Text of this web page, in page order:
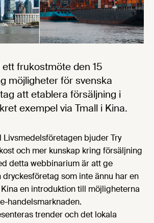
frukostmöte den 15
möjligheter för svenska
att etablera försäljning i
exempel via Tmall i Kina.
Livsmedelsföretagen bjuder Try
och mer kunskap kring försäljning
detta webbinarium är att ge
dryckesföretag som inte ännu har en
en introduktion till möjligheterna
handelsmarknaden.
trender och det lokala